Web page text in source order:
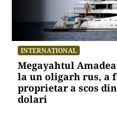
INTERNAȚIONAL
Megayahtul
la un oligarh rus, a
proprietar a scos
dolari